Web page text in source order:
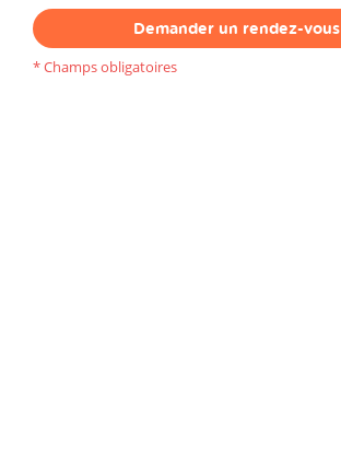
Demander un rendez-vous
* Champs obligatoires